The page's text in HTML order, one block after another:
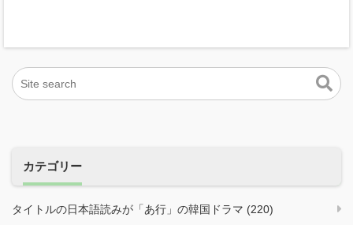
カテゴリー
タイトルの日本語読みが「あ行」の韓国ドラマ (220)